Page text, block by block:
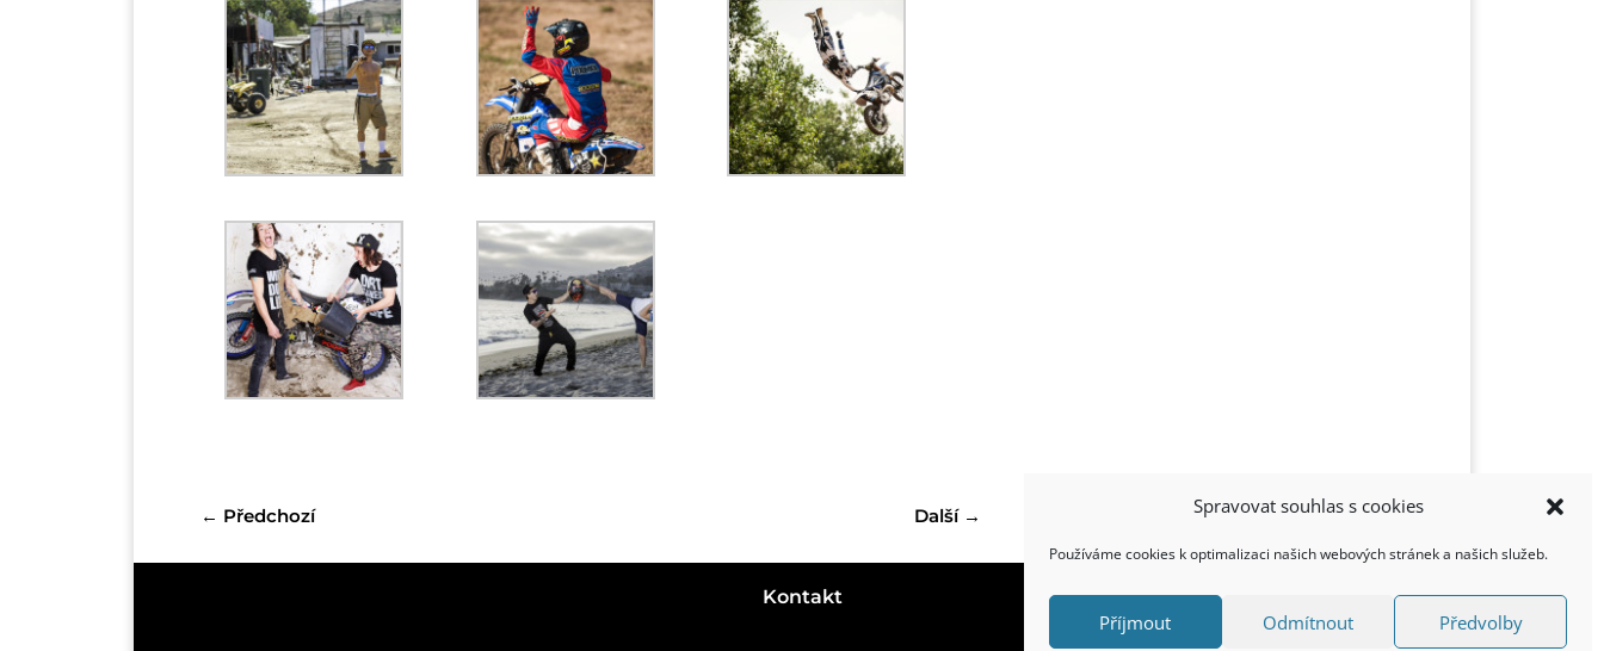
Spravovat souhlas s cookies
Používáme cookies k optimalizaci našich webových stránek a našich služeb.
Příjmout Odmítnout Předvolby
← Předchozí Další→
Kontakt